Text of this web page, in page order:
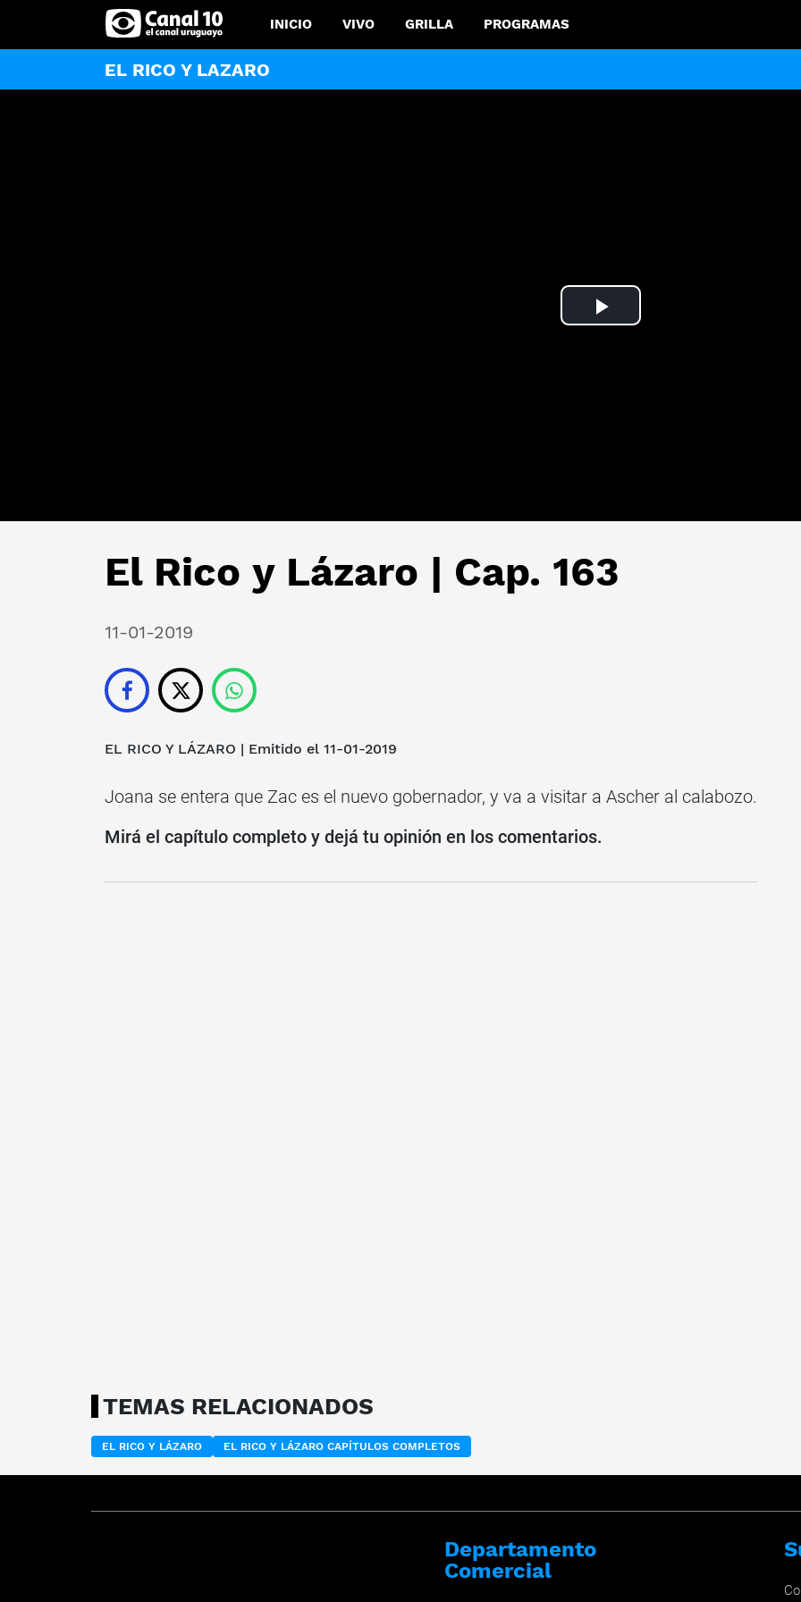
INICIO VIVO GRILLA PROGRAMAS
EL RICO Y LAZARO
Play
El Rico y Lázaro | Cap. 163
11-01-2019
EL RICO Y LÁZARO | Emitido el 11-01-2019
Joana se entera que Zac es el nuevo gobernador, y va a visitar a Ascher al calabozo.
Mirá el capítulo completo y dejá tu opinión en los comentarios.
TEMAS RELACIONADOS
EL RICO Y LÁZARO EL RICO Y LÁZARO CAPÍTULOS COMPLETOS
Departamento
Comercial